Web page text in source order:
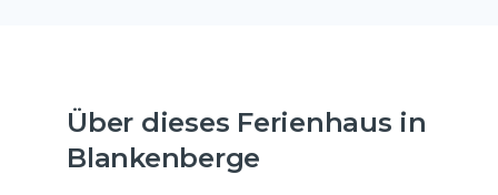
Über dieses Ferienhaus in
Blankenberge